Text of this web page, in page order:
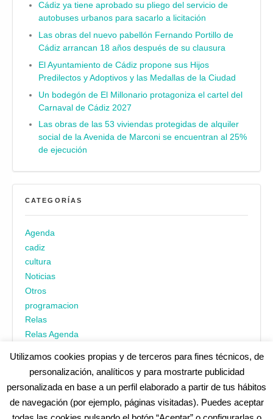
Cádiz ya tiene aprobado su pliego del servicio de
autobuses urbanos para sacarlo a licitación
Las obras del nuevo pabellón Fernando Portillo de
Cádiz arrancan 18 años después de su clausura
El Ayuntamiento de Cádiz propone sus Hijos
Predilectos y Adoptivos y las Medallas de la Ciudad
Un bodegón de El Millonario protagoniza el cartel del
Carnaval de Cádiz 2027
Las obras de las 53 viviendas protegidas de alquiler
social de la Avenida de Marconi se encuentran al 25%
de ejecución
CATEGORÍAS
Agenda
cadiz
cultura
Noticias
Otros
programacion
Relas
Relas Agenda
Utilizamos cookies propias y de terceros para fines técnicos, de
personalización, analíticos y para mostrarte publicidad
personalizada en base a un perfil elaborado a partir de tus hábitos
de navegación (por ejemplo, páginas visitadas). Puedes aceptar